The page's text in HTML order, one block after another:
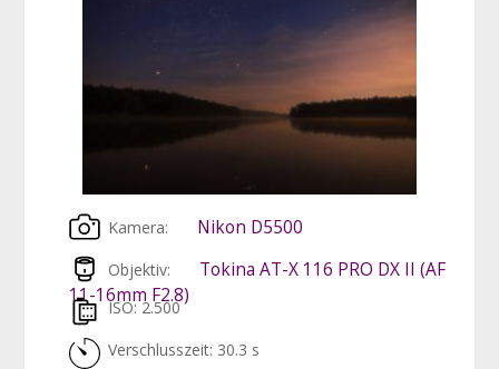
Kamera: Nikon D5500
Objektiv:
Tokina AT-X 116 PRO DX II (AF
11-16mm F2.8)
ISO: 2.500
Verschlusszeit: 30.3 s